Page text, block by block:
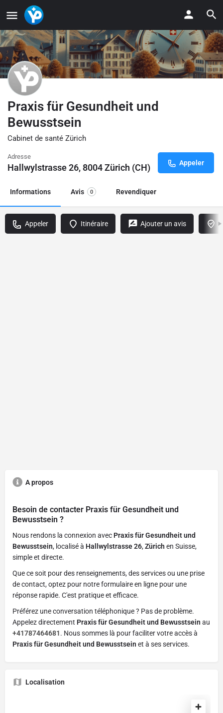
Praxis für Gesundheit und
Bewusstsein
Cabinet de santé Zürich
Adresse
Hallwylstrasse 26, 8004 Zürich (CH) Appeler
Informations Avis 0 Revendiquer
Appeler Itinéraire Ajouter un avis
A propos
Besoin de contacter Praxis für Gesundheit und
Bewusstsein ?
Nous rendons la connexion avec Praxis für Gesundheit und
Bewusstsein, localisé à Hallwylstrasse 26,Zürich en Suisse,
simple et directe.
Que ce soit pour des renseignements, des services ou une prise
de contact, optez pour notre formulaire en ligne pour une
réponse rapide. C'est pratique et efficace.
Préférez une conversation téléphonique ? Pas de problème.
Appelez directement Praxis für Gesundheit und Bewusstsein au
+41787464681. Nous sommes là pour faciliter votre accès à
Praxis für Gesundheit und Bewusstsein et à ses services.
Localisation